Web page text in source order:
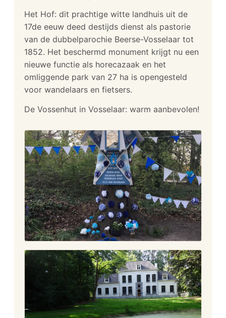
Het Hof: dit prachtige witte landhuis uit de
17de eeuw deed destijds dienst als pastorie
van de dubbelparochie Beerse-Vosselaar tot
1852. Het beschermd monument krijgt nu een
nieuwe functie als horecazaak en het
omliggende park van 27 ha is opengesteld
voor wandelaars en fietsers.
De Vossenhut in Vosselaar: warm aanbevolen!